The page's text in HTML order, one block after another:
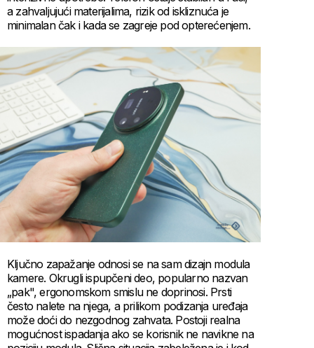
a zahvaljujući materijalima, rizik od iskliznuća je
minimalan čak i kada se zagreje pod opterećenjem.
Ključno zapažanje odnosi se na sam dizajn modula
kamere. Okrugli ispupčeni deo, popularno nazvan
„pak", ergonomskom smislu ne doprinosi. Prsti
često nalete na njega, a prilikom podizanja uređaja
može doći do nezgodnog zahvata. Postoji realna
mogućnost ispadanja ako se korisnik ne navikne na